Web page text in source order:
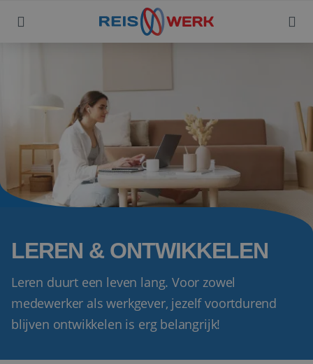
LEREN & ONTWIKKELEN
Leren duurt een leven lang. Voor zowel
medewerker als werkgever, jezelf voortdurend
blijven ontwikkelen is erg belangrijk!